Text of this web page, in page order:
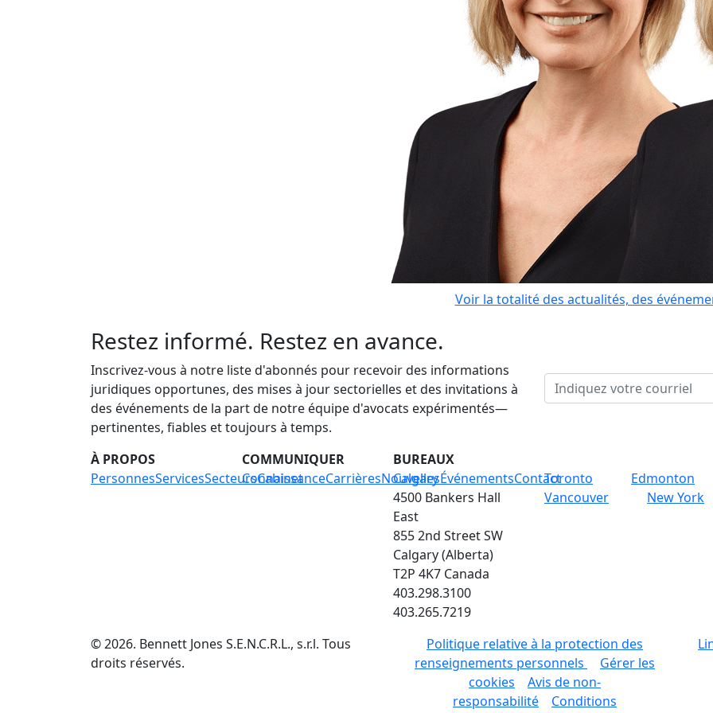
Voir la totalité des actualités, des
Restez informé. Restez en avance.
Inscrivez-vous à notre liste d'abonnés pour recevoir des informations
juridiques opportunes, des mises à jour sectorielles et des invitations à
des événements de la part de notre équipe d'avocats expérimentés—
pertinentes, fiables et toujours à temps.
À PROPOS
PersonnesServicesSecteursCabinet
COMMUNIQUER
ConnaissanceCarrièresNouvellesÉvénementsContact
BUREAUX
Calgary
4500 Bankers Hall
East
855 2nd Street SW
Calgary (Alberta)
T2P 4K7 Canada
403.298.3100
403.265.7219
Toronto Edmonton
Vancouver
New York
©2026. Bennett Jones S.E.N.C.R.L., s.r.l. Tous
droits réservés.
Politique relative à la protection des
renseignements personnels
Gérer les
cookies
Avis de non-
responsabilité
Conditions